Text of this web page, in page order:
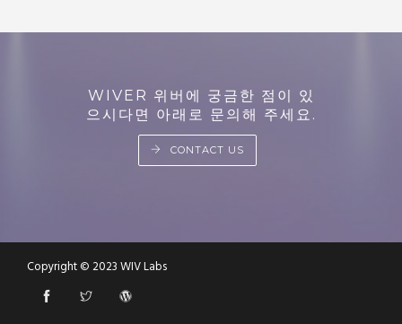
WIVER 위버에 궁금한 점이 있
으시다면 아래로 문의해 주세요.
CONTACT US
Copyright © 2023 WIV Labs